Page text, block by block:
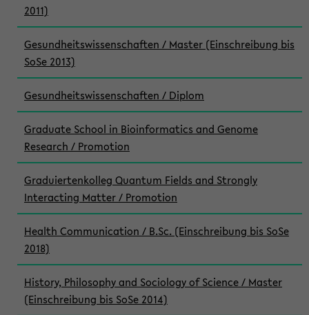
2011)
Gesundheitswissenschaften / Master (Einschreibung bis
SoSe 2013)
Gesundheitswissenschaften / Diplom
Graduate School in Bioinformatics and Genome
Research / Promotion
Graduiertenkolleg Quantum Fields and Strongly
Interacting Matter / Promotion
Health Communication / B.Sc. (Einschreibung bis SoSe
2018)
History, Philosophy and Sociology of Science / Master
(Einschreibung bis SoSe 2014)